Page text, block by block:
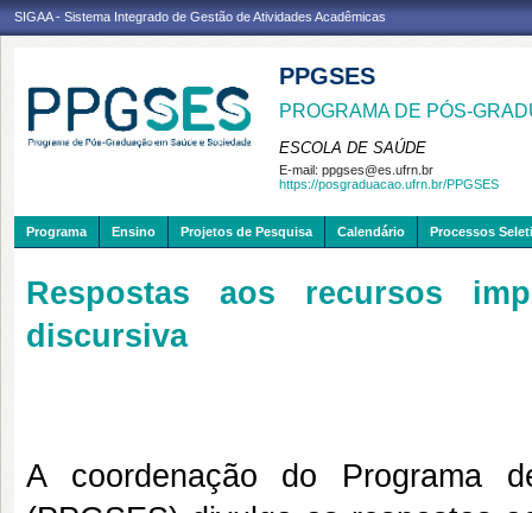
SIGAA - Sistema Integrado de Gestão de Atividades Acadêmicas
PPGSES
PROGRAMA DE PÓS-
ESCOLA DE SAÚDE
E-mail: ppgses@es.ufrn.br
https://posgraduacao.ufrn.br/PPGSES
Programa Ensino Projetos de Pesquisa Calendário Processos
Respostas aos recursos
discursiva
A coordenação do Programa